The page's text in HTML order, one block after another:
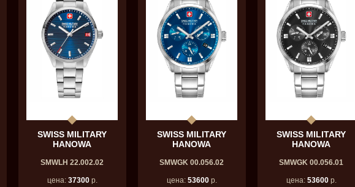
SWISS MILITARY
HANOWA
SMWLH 22.002.02
цена: 37300р.
SWISS MILITARY
HANOWA
SMWGK 00.056.02
цена: 53600р.
SWISS MILITARY
HANOWA
SMWGK 00.056.01
цена: 53600р.